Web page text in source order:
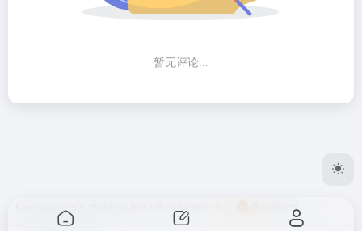
暂无评论...
贵公网安备
52262302000146号